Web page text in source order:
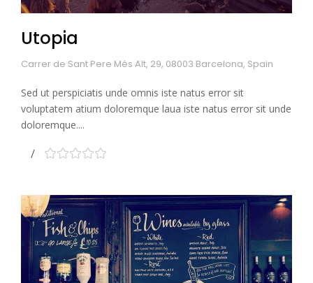
Utopia
Carrer de Sant Pere Més Alt, 29, 08003 Barcelona, Spain
Sed ut perspiciatis unde omnis iste natus error sit
voluptatem atium doloremque laua iste natus error sit unde
doloremque....